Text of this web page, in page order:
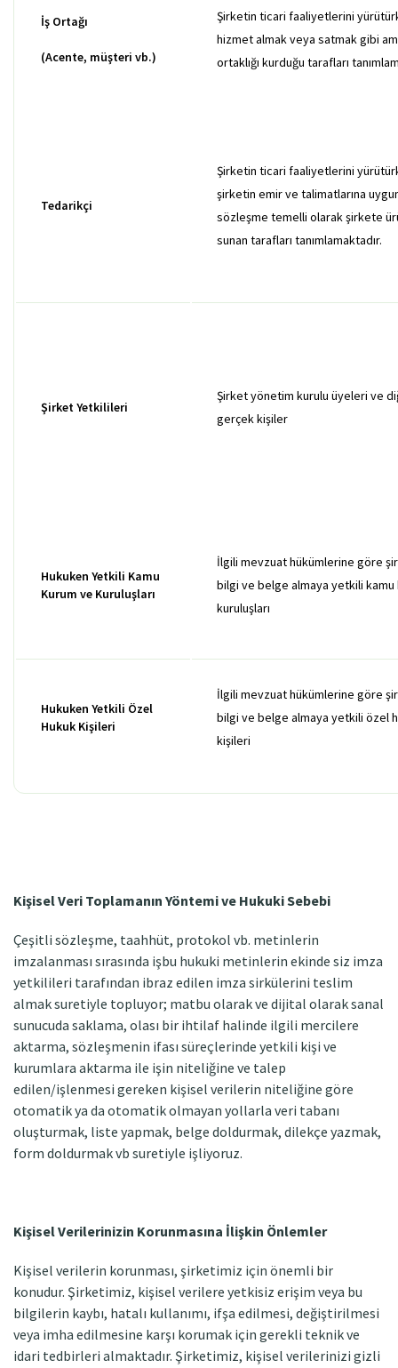
İş Ortağı
(Acente, müşteri vb.)
Şirketin ticari faaliyetlerini
hizmet almak veya satmak gibi
ortaklığı kurduğu tarafları
Tedarikçi
Şirketin ticari faaliyetlerini
şirketin emir ve talimatlarına
sözleşme temelli olarak şirkete
sunan tarafları tanımlamaktadır.
Şirket Yetkilileri
Şirket yönetim kurulu üyeleri ve
gerçek kişiler
Hukuken Yetkili Kamu
Kurum ve Kuruluşları
İlgili mevzuat hükümlerine göre
bilgi ve belge almaya yetkili kamu
kuruluşları
Hukuken Yetkili Özel
Hukuk Kişileri
İlgili mevzuat hükümlerine göre
bilgi ve belge almaya yetkili özel
kişileri
Kişisel Veri Toplamanın Yöntemi ve Hukuki Sebebi
Çeşitli sözleşme, taahhüt, protokol vb. metinlerin
imzalanması sırasında işbu hukuki metinlerin ekinde siz imza
yetkilileri tarafından ibraz edilen imza sirkülerini teslim
almak suretiyle topluyor; matbu olarak ve dijital olarak sanal
sunucuda saklama, olası bir ihtilaf halinde ilgili mercilere
aktarma, sözleşmenin ifası süreçlerinde yetkili kişi ve
kurumlara aktarma ile işin niteliğine ve talep
edilen/işlenmesi gereken kişisel verilerin niteliğine göre
otomatik ya da otomatik olmayan yollarla veri tabanı
oluşturmak, liste yapmak, belge doldurmak, dilekçe yazmak,
form doldurmak vb suretiyle işliyoruz.
Kişisel Verilerinizin Korunmasına İlişkin Önlemler
Kişisel verilerin korunması, şirketimiz için önemli bir
konudur. Şirketimiz, kişisel verilere yetkisiz erişim veya bu
bilgilerin kaybı, hatalı kullanımı, ifşa edilmesi, değiştirilmesi
veya imha edilmesine karşı korumak için gerekli teknik ve
idari tedbirleri almaktadır. Şirketimiz, kişisel verilerinizi gizli